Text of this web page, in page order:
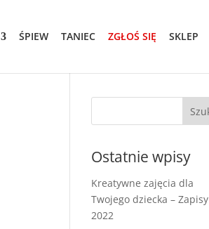
ŚPIEW TANIEC ZGŁOŚ SIĘ SKLEP
Ostatnie wpisy
Kreatywne zajęcia dla
Twojego dziecka – Zapisy
2022